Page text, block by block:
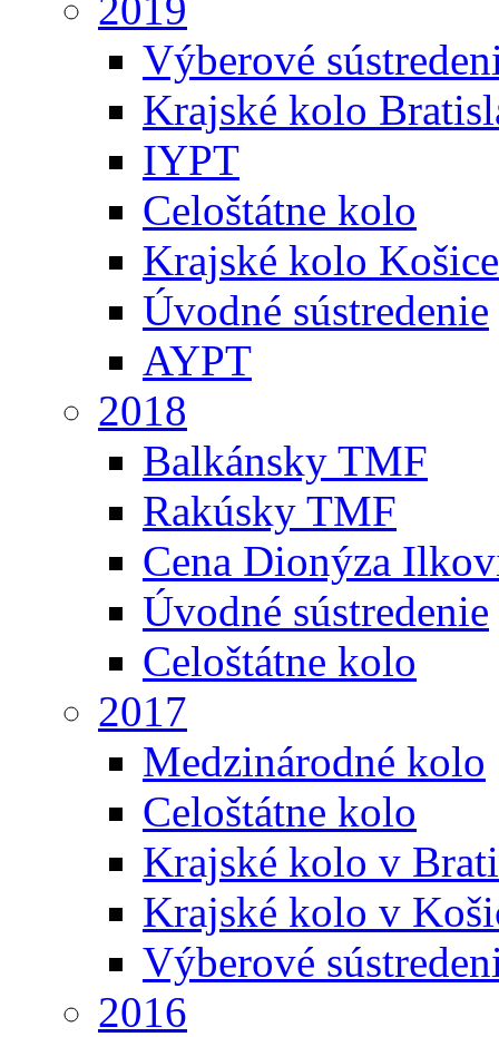
Výberové
Krajské kolo
IYPT
Celoštátne kolo
Krajské kolo Košice
Úvodné sústredenie
AYPT
2018
Balkánsky TMF
Rakúsky TMF
Cena Dionýza
Úvodné sústredenie
Celoštátne kolo
2017
Medzinárodné kolo
Celoštátne kolo
Krajské kolo v
Krajské kolo v
Výberové
2016